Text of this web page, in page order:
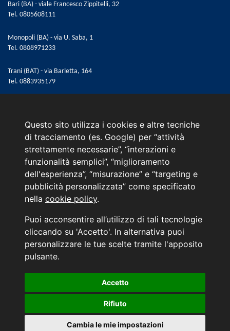
Questo sito utilizza i cookies e altre tecniche
di tracciamento (es. Google) per “attività
strettamente necessarie”, “interazioni e
funzionalità semplici”, “miglioramento
dell'esperienza”, “misurazione” e “targeting e
pubblicità personalizzata” come specificato
nella cookie policy.
Puoi acconsentire all’utilizzo di tali tecnologie
cliccando su 'Accetto'. In alternativa puoi
personalizzare le tue scelte tramite l'apposito
pulsante.
Accetto
Rifiuto
Cambia le mie impostazioni
Tendine parasole posteriori manuali
Vetri posteriori oscurati
Volante regolabile in altezza
Volante rivestito in pelle
Bari (BA) - viale Francesco Zippitelli, 32
Tel. 0805608111
Monopoli (BA) - via U. Saba, 1
Tel. 0808971233
Trani (BAT) - via Barletta, 164
Tel. 0883935179
Menù
L'azienda
Hyundai Business Center
Orari di apertura e chiusura
Contattaci
Convenzioni Hyundai
Informativa sulla Privacy
INFORMATIVA AI SENSI DELL'ART. 79 DEL REG. IVASS n° 40/2018
Aggiorna le tue preferenze di consenso alle tecnologie di tracciamento.